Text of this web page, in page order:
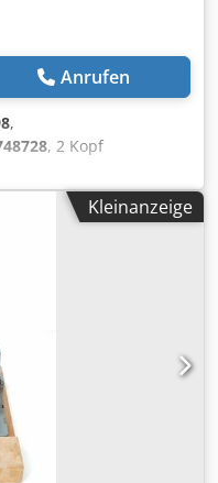
Anrufen
,
, 2 Kopf
Video-Inspection
pleased with your visit -
Immediately - Can be
Stock Emskirchen /
Kleinanzeige